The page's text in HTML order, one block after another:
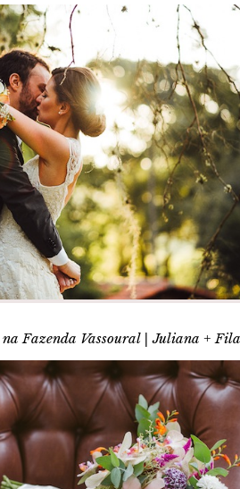
na Fazenda Vassoural | Juliana + Fila